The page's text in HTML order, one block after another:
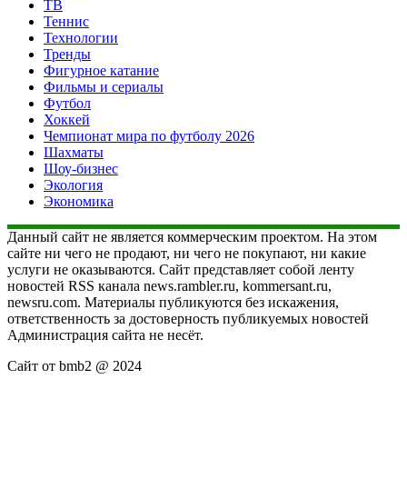
ТВ
Теннис
Технологии
Тренды
Фигурное катание
Фильмы и сериалы
Футбол
Хоккей
Чемпионат мира по футболу 2026
Шахматы
Шоу-бизнес
Экология
Экономика
Данный сайт не является коммерческим проектом. На этом
сайте ни чего не продают, ни чего не покупают, ни какие
услуги не оказываются. Сайт представляет собой ленту
новостей RSS канала news.rambler.ru, kommersant.ru,
newsru.com. Материалы публикуются без искажения,
ответственность за достоверность публикуемых новостей
Администрация сайта не несёт.
Сайт от bmb2 @ 2024